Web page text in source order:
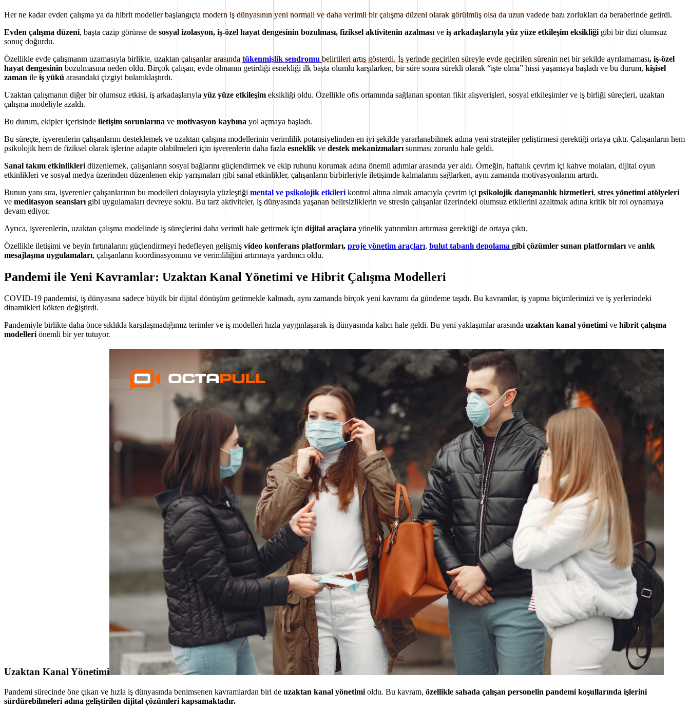
Her ne kadar evden çalışma ya da hibrit modeller başlangıçta modern iş dünyasının yeni normali ve daha verimli bir çalışma düzeni olarak görülmüş olsa da uzun vadede bazı zorlukları da beraberinde getirdi.
Evden çalışma düzeni, başta cazip görünse de sosyal izolasyon, iş-özel hayat dengesinin bozulması, fiziksel aktivitenin azalması ve iş arkadaşlarıyla yüz yüze etkileşim eksikliği gibi bir dizi olumsuz
sonuç doğurdu.
Özellikle evde çalışmanın uzamasıyla birlikte, uzaktan çalışanlar arasında tükenmişlik sendromu belirtileri artış gösterdi. İş yerinde geçirilen süreyle evde geçirilen sürenin net bir şekilde ayrılamaması, iş-özel
hayat dengesinin bozulmasına neden oldu. Birçok çalışan, evde olmanın getirdiği esnekliği ilk başta olumlu karşılarken, bir süre sonra sürekli olarak “işte olma” hissi yaşamaya başladı ve bu durum, kişisel
zaman ile iş yükü arasındaki çizgiyi bulanıklaştırdı.
Uzaktan çalışmanın diğer bir olumsuz etkisi, iş arkadaşlarıyla yüz yüze etkileşim eksikliği oldu. Özellikle ofis ortamında sağlanan spontan fikir alışverişleri, sosyal etkileşimler ve iş birliği süreçleri, uzaktan
çalışma modeliyle azaldı.
Bu durum, ekipler içerisinde iletişim sorunlarına ve motivasyon kaybına yol açmaya başladı.
Bu süreçte, işverenlerin çalışanlarını desteklemek ve uzaktan çalışma modellerinin verimlilik potansiyelinden en iyi şekilde yararlanabilmek adına yeni stratejiler geliştirmesi gerektiği ortaya çıktı. Çalışanların hem
psikolojik hem de fiziksel olarak işlerine adapte olabilmeleri için işverenlerin daha fazla esneklik ve destek mekanizmaları sunması zorunlu hale geldi.
Sanal takım etkinlikleri düzenlemek, çalışanların sosyal bağlarını güçlendirmek ve ekip ruhunu korumak adına önemli adımlar arasında yer aldı. Örneğin, haftalık çevrim içi kahve molaları, dijital oyun
etkinlikleri ve sosyal medya üzerinden düzenlenen ekip yarışmaları gibi sanal etkinlikler, çalışanların birbirleriyle iletişimde kalmalarını sağlarken, aynı zamanda motivasyonlarını artırdı.
Bunun yanı sıra, işverenler çalışanlarının bu modelleri dolayısıyla yüzleştiği mental ve psikolojik etkileri kontrol altına almak amacıyla çevrim içi psikolojik danışmanlık hizmetleri, stres yönetimi atölyeleri
ve meditasyon seansları gibi uygulamaları devreye soktu. Bu tarz aktiviteler, iş dünyasında yaşanan belirsizliklerin ve stresin çalışanlar üzerindeki olumsuz etkilerini azaltmak adına kritik bir rol oynamaya
devam ediyor.
Ayrıca, işverenlerin, uzaktan çalışma modelinde iş süreçlerini daha verimli hale getirmek için dijital araçlara yönelik yatırımları artırması gerektiği de ortaya çıktı.
Özellikle iletişimi ve beyin fırtınalarını güçlendirmeyi hedefleyen gelişmiş video konferans platformları, proje yönetim araçları, bulut tabanlı depolama gibi çözümler sunan platformları ve anlık
mesajlaşma uygulamaları, çalışanların koordinasyonunu ve verimliliğini artırmaya yardımcı oldu.
Pandemi ile Yeni Kavramlar: Uzaktan Kanal Yönetimi ve Hibrit Çalışma Modelleri
COVID-19 pandemisi, iş dünyasına sadece büyük bir dijital dönüşüm getirmekle kalmadı, aynı zamanda birçok yeni kavramı da gündeme taşıdı. Bu kavramlar, iş yapma biçimlerimizi ve iş yerlerindeki
dinamikleri kökten değiştirdi.
Pandemiyle birlikte daha önce sıklıkla karşılaşmadığımız terimler ve iş modelleri hızla yaygınlaşarak iş dünyasında kalıcı hale geldi. Bu yeni yaklaşımlar arasında uzaktan kanal yönetimive hibrit çalışma
modelleriönemli bir yer tutuyor.
Uzaktan Kanal Yönetimi
Pandemi sürecinde öne çıkan ve hızla iş dünyasında benimsenen kavramlardan biri de uzaktan kanal yönetimi oldu. Bu kavram, özellikle sahada çalışan personelin pandemi koşullarında işlerini
sürdürebilmeleri adına geliştirilen dijital çözümleri kapsamaktadır.